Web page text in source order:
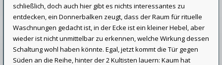
schließlich, doch auch hier gibt es nichts interessantes zu
entdecken, ein Donnerbalken zeugt, dass der Raum für rituelle
Waschnungen gedacht ist, in der Ecke ist ein kleiner Hebel, aber
wieder ist nicht unmittelbar zu erkennen, welche Wirkung dessen
Schaltung wohl haben könnte. Egal, jetzt kommt die Tür gegen
Süden an die Reihe, hinter der 2 Kultisten lauern: Kaum hat